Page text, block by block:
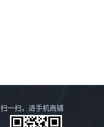
扫一扫，进手机商铺